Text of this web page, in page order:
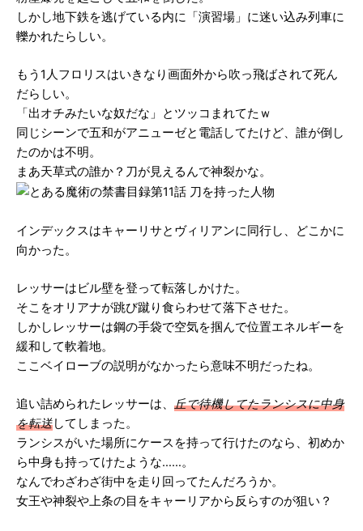
しかし地下鉄を逃げている内に「演習場」に迷い込み列車に
轢かれたらしい。
もう1人フロリスはいきなり画面外から吹っ飛ばされて死ん
だらしい。
「出オチみたいな奴だな」とツッコまれてたｗ
同じシーンで五和がアニューゼと電話してたけど、誰が倒し
たのかは不明。
まあ天草式の誰か？刀が見えるんで神裂かな。
インデックスはキャーリサとヴィリアンに同行し、どこかに
向かった。
レッサーはビル壁を登って転落しかけた。
そこをオリアナが跳び蹴り食らわせて落下させた。
しかしレッサーは鋼の手袋で空気を掴んで位置エネルギーを
緩和して軟着地。
ここベイローブの説明がなかったら意味不明だったね。
追い詰められたレッサーは、 丘で待機してたランシスに中身
を転送してしまった。
ランシスがいた場所にケースを持って行けたのなら、初めか
ら中身も持ってけたような……。
なんでわざわざ街中を走り回ってたんだろうか。
女王や神裂や上条の目をキャーリアから反らすのが狙い？